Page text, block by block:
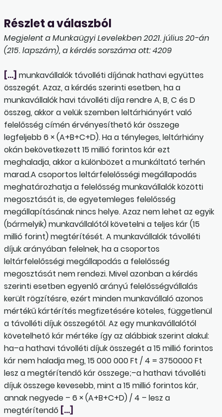
Részlet a válaszból
Megjelent a Munkaügyi Levelekben 2021. július 20-án
(215. lapszám), a kérdés sorszáma ott: 4209
[…] munkavállalók távolléti díjának hathavi együttes
összegét. Azaz, a kérdés szerinti esetben, ha a
munkavállalók havi távolléti díja rendre A, B, C és D
összeg, akkor a velük szemben leltárhiányért való
felelősség címén érvényesíthető kár összege
legfeljebb 6 × (A+B+C+D). Ha a tényleges, leltárhiány
okán bekövetkezett 15 millió forintos kár ezt
meghaladja, akkor a különbözet a munkáltató terhén
marad.A csoportos leltárfelelősségi megállapodás
meghatározhatja a felelősség munkavállalók közötti
megosztását is, de egyetemleges felelősség
megállapításának nincs helye. Azaz nem lehet az egyik
(bármelyik) munkavállalótól követelni a teljes kár (15
millió forint) megtérítését. A munkavállalók távolléti
díjuk arányában felelnek, ha a csoportos
leltárfelelősségi megállapodás a felelősség
megosztását nem rendezi. Mivel azonban a kérdés
szerinti esetben egyenlő arányú felelősségvállalás
került rögzítésre, ezért minden munkavállaló azonos
mértékű kártérítés megfizetésére köteles, függetlenül
a távolléti díjuk összegétől. Az egy munkavállalótól
követelhető kár mértéke így az alábbiak szerint alakul:
ha–a hathavi távolléti díjuk összegét a 15 millió forintos
kár nem haladja meg, 15 000 000 Ft / 4 = 3750000 Ft
lesz a megtérítendő kár összege;–a hathavi távolléti
díjuk összege kevesebb, mint a 15 millió forintos kár,
annak negyede – 6 × (A+B+C+D) / 4 – lesz a
megtérítendő […]